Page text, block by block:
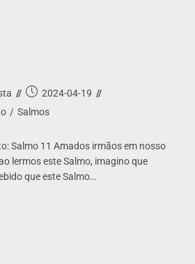
2024-04-19
/ Salmos
Salmo 11 Amados irmãos em nosso
lermos este Salmo, imagino que
que este Salmo…